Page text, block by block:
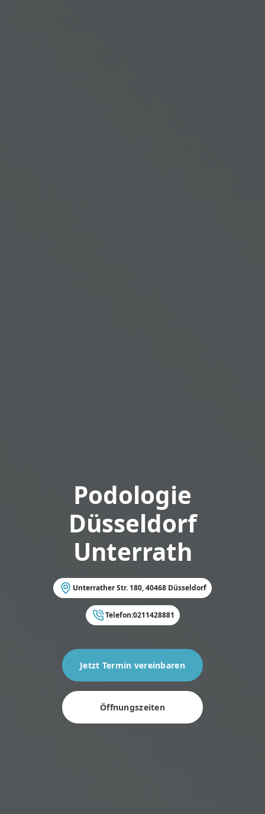
Podologie
Düsseldorf
Unterrath
Unterrather Str. 180, 40468 Düsseldorf
Telefon:0211428881
Jetzt Termin vereinbaren
Öffnungszeiten